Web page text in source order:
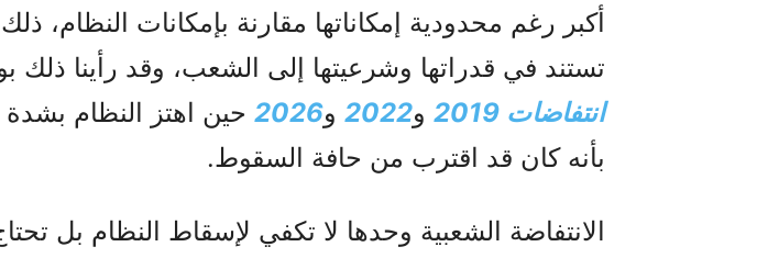
أكبر رغم محدودية إمكاناتها مقارنة بإمكانات النظام، ذلك
تستند في قدراتها وشرعيتها إلى الشعب، وقد رأينا ذلك
انتفاضات 2019
و2022 و2026 حين اهتز النظام
بأنه كان قد اقترب من حافة السقوط.
الانتفاضة الشعبية وحدها لا تكفي لإسقاط النظام بل